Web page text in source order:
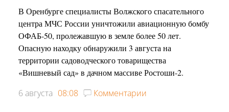
В Оренбурге специалисты Волжского спасательного
центра МЧС России уничтожили авиационную бомбу
ОФАБ-50, пролежавшую в земле более 50 лет.
Опасную находку обнаружили 3 августа на
территории садоводческого товарищества
«Вишневый сад» в дачном массиве Ростоши-2.
6 августа 08:08 Комментарии